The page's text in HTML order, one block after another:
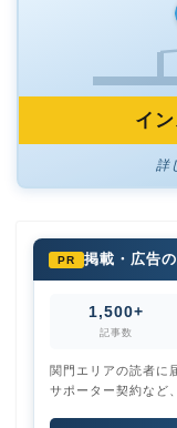
イ
詳
PR 掲載・広告
1,500+
記事数
関門エリアの読者に
サポーター契約など